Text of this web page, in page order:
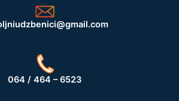
064 / 464 – 6523